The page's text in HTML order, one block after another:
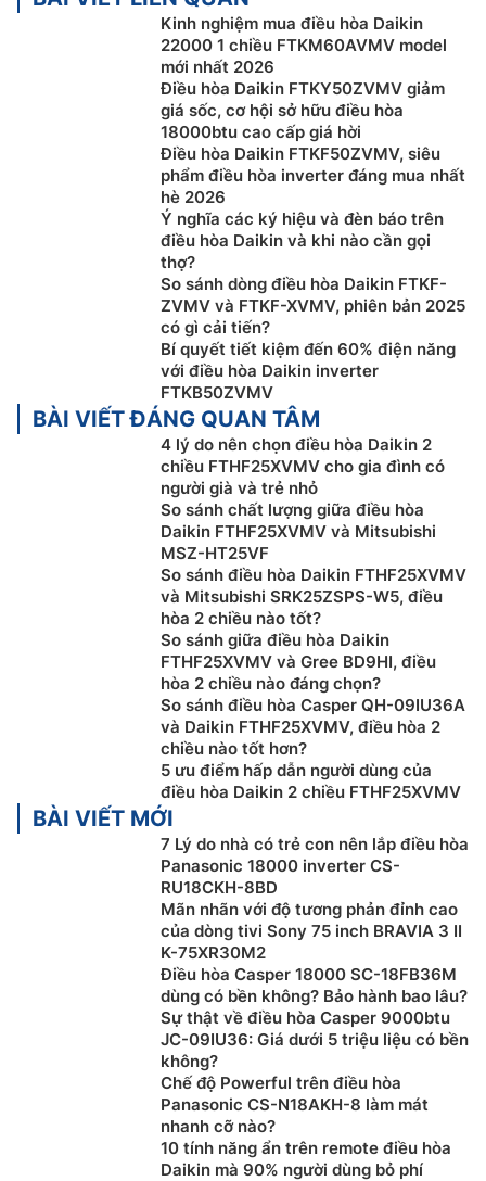
Phin lọc Enzyme Blue
Điều hòa Đaikin inverterFTHF25XVMV được trang bị
bộ lọc Enzyme Blue có tác dụng loại bỏ mùi hôi và
chất gây dị ứng, giảm vi khuẩn, giảm virus mang lại
bầu không khí trong lành cho gia đình bạn.
Có khả năng loại bỏ hơn 90% các mùi hôi trong
vòng 1 giờ, đặc biệt là 4 tác nhân gây mùi khó chịu
Hạn chế các nguyên nhân của 25 loại dị ứng như
dị ứng phấn hoa, dị ứng mạt bụi, dị ứng lông thú
cưng và dị ứng nấm mốc…
Có khả năng giảm 99,9% một số loại vi khuẩn
(Staphylococcus aureus, Escherichia coli (E.coli),
Klebsiella pneumonia…)
Giảm khả năng lây nhiễm vi rút xuống dưới 1: 1000.
Tăng khả năng khử ẩm 25%
Điều hòa Đaikin giá rẻFTHF25XVMV/RHF25XVMV
được trang bị một cảm biến ẩm bên trong dàn lạnh,
giúp tăng khả năng khử ẩm và làm lạnh 25% so với
model thông thường, giúp giảm độ ẩm trong phòng về
Kinh nghiệm mua điều hòa Daikin
22000 1 chiều FTKM60AVMV model
mới nhất 2026
Điều hòa Daikin FTKY50ZVMV giảm
giá sốc, cơ hội sở hữu điều hòa
18000btu cao cấp giá hời
Điều hòa Daikin FTKF50ZVMV, siêu
phẩm điều hòa inverter đáng mua nhất
hè 2026
Ý nghĩa các ký hiệu và đèn báo trên
điều hòa Daikin và khi nào cần gọi
thợ?
So sánh dòng điều hòa Daikin FTKF-
ZVMV và FTKF-XVMV, phiên bản 2025
có gì cải tiến?
Bí quyết tiết kiệm đến 60% điện năng
với điều hòa Daikin inverter
FTKB50ZVMV
BÀI VIẾT ĐÁNG QUAN TÂM
4 lý do nên chọn điều hòa Daikin 2
chiều FTHF25XVMV cho gia đình có
người già và trẻ nhỏ
So sánh chất lượng giữa điều hòa
Daikin FTHF25XVMV và Mitsubishi
MSZ-HT25VF
So sánh điều hòa Daikin FTHF25XVMV
và Mitsubishi SRK25ZSPS-W5, điều
hòa 2 chiều nào tốt?
So sánh giữa điều hòa Daikin
FTHF25XVMV và Gree BD9HI, điều
hòa 2 chiều nào đáng chọn?
So sánh điều hòa Casper QH-09IU36A
và Daikin FTHF25XVMV, điều hòa 2
chiều nào tốt hơn?
5 ưu điểm hấp dẫn người dùng của
điều hòa Daikin 2 chiều FTHF25XVMV
BÀI VIẾT MỚI
7 Lý do nhà có trẻ con nên lắp điều hòa
Panasonic 18000 inverter CS-
RU18CKH-8BD
Mãn nhãn với độ tương phản đỉnh cao
của dòng tivi Sony 75 inch BRAVIA 3 II
K-75XR30M2
Điều hòa Casper 18000 SC-18FB36M
dùng có bền không? Bảo hành bao lâu?
Sự thật về điều hòa Casper 9000btu
JC-09IU36: Giá dưới 5 triệu liệu có bền
không?
Chế độ Powerful trên điều hòa
Panasonic CS-N18AKH-8 làm mát
nhanh cỡ nào?
10 tính năng ẩn trên remote điều hòa
Daikin mà 90% người dùng bỏ phí